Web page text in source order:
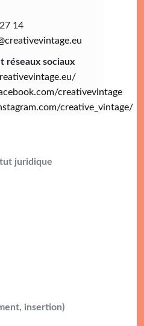
14
réseaux sociaux
creativevintage
creative_vintage/
juridique
insertion)